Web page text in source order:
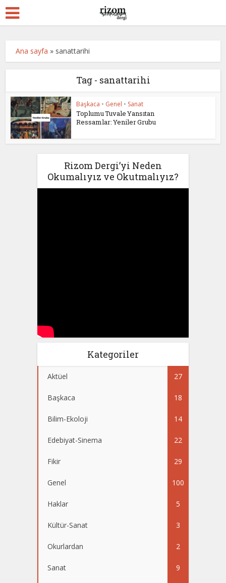
Ana sayfa » sanattarihi
Tag - sanattarihi
Başkaca • Genel • Sanat
Toplumu Tuvale Yansıtan
Ressamlar: Yeniler Grubu
Rizom Dergi’yi Neden
Okumalıyız ve Okutmalıyız?
Kategoriler
Aktüel 27
Başkaca 18
Bilim-Ekoloji 14
Edebiyat-Sinema 22
Fikir 29
Genel 100
Haklar 5
Kültür-Sanat 3
Okurlardan 2
Sanat 9